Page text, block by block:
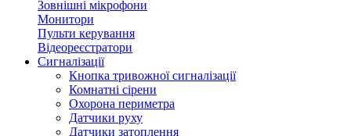
Зовнішні мікрофони
Монитори
Пульти керування
Відеореєстратори
Сигналізації
Кнопка тривожної сигналізації
Комнатні сірени
Охорона периметра
Датчики руху
Датчики затоплення